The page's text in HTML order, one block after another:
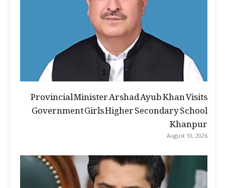
Provincial Minister Arshad Ayub Khan Visits
Government Girls Higher Secondary School
Khanpur
August 10, 2026